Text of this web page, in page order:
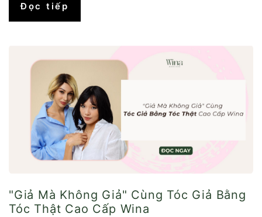
Đọc tiếp
"Giả Mà Không Giả" Cùng Tóc Giả Bằng
Tóc Thật Cao Cấp Wina